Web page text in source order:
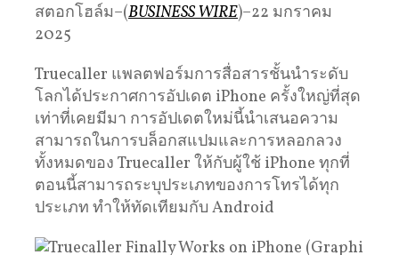
สตอกโฮล์ม–(BUSINESS WIRE)–22 มกราคม
2025
Truecaller แพลตฟอร์มการสื่อสารชั้นนำระดับ
โลกได้ประกาศการอัปเดต iPhone ครั้งใหญ่ที่สุด
เท่าที่เคยมีมา การอัปเดตใหม่นี้นำเสนอความ
สามารถในการบล็อกสแปมและการหลอกลวง
ทั้งหมดของ Truecaller ให้กับผู้ใช้ iPhone ทุกที่
ตอนนี้สามารถระบุประเภทของการโทรได้ทุก
ประเภท ทำให้ทัดเทียมกับ Android